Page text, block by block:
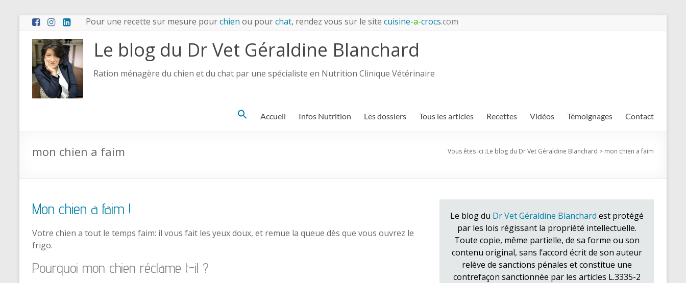
Pour une recette sur mesure pourchien ou pourchat, rendez vous sur le site cuisine-a-crocs.com
Le blog du Dr Vet Géraldine Blanchard
Ration ménagère du chien et du chat par une spécialiste en Nutrition Clinique Vétérinaire
Search Accueil Infos Nutrition Les dossiers Tous les articles Recettes Vidéos Témoignages Contact
mon chien a faim Vous êtes ici :Le blog du Dr Vet Géraldine Blanchard > mon chien a faim
Mon chien a faim !
Votre chien a tout le temps faim: il vous fait les yeux doux, et remue la queue dès que vous ouvrez le
frigo.
Pourquoi mon chien réclame t-il ?
Le blog du Dr Vet Géraldine Blanchard est protégé
par les lois régissant la propriété intellectuelle.
Toute copie, même partielle, de sa forme ou son
contenu original, sans l’accord écrit de son auteur
relève de sanctions pénales et constitue une
contrefaçon sanctionnée par les articles L.3335-2